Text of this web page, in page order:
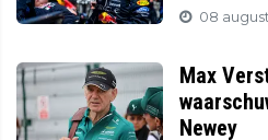
08
Max
Newey